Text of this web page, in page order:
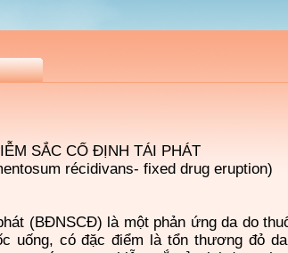
SẮC CỐ ĐỊNH TÁI PHÁT
récidivans- fixed drug eruption)
(BĐNSCĐ) là một phản ứng da do
uống, có đặc điểm là tổn thương đỏ